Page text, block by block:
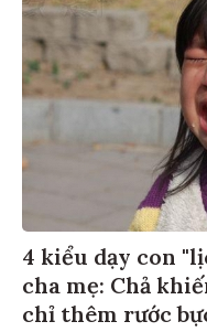
4 kiểu dạy con
cha mẹ: Chả
chỉ thêm rước